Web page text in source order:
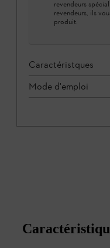
revendeurs
revendeurs, ils
produit.
Caractéristques
Mode d'emploi